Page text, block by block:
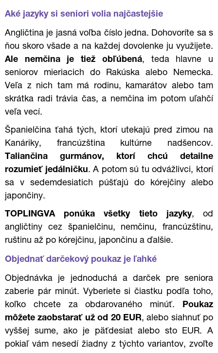
Aké jazyky si seniori volia najčastejšie
Angličtina je jasná voľba číslo jedna. Dohovoríte sa s
ňou skoro všade a na každej dovolenke ju využijete.
Ale nemčina je tiež obľúbená, teda hlavne u
seniorov mieriacich do Rakúska alebo Nemecka.
Veľa z nich tam má rodinu, kamarátov alebo tam
skrátka radi trávia čas, a nemčina im potom uľahčí
veľa vecí.
Španielčina ťahá tých, ktorí utekajú pred zimou na
Kanáriky, francúzština kultúrne nadšencov.
Taliančina gurmánov, ktorí chcú detailne
rozumieť jedálničku. A potom sú tu odvážlivci, ktorí
sa v sedemdesiatich púšťajú do kórejčiny alebo
japončiny.
TOPLINGVA ponúka všetky tieto jazyky, od
angličtiny cez španielčinu, nemčinu, francúzštinu,
ruštinu až po kórejčinu, japončinu a ďalšie.
Objednať darčekový poukaz je ľahké
Objednávka je jednoduchá a darček pre seniora
zaberie pár minút. Vyberiete si čiastku podľa toho,
koľko chcete za obdarovaného minúť. Poukaz
môžete zaobstarať už od 20 EUR, alebo siahnuť po
vyššej sume, ako je päťdesiat alebo sto EUR. A
pokiaľ vám nesedí žiadny z týchto variantov, zvoľte